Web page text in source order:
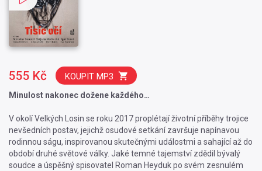
Minulost nakonec dožene každého…
V okolí Velkých Losin se roku 2017 proplétají životní příběhy trojice
nevšedních postav, jejichž osudové setkání završuje napínavou
rodinnou ságu, inspirovanou skutečnými událostmi a sahající až do
období druhé světové války. Jaké temné tajemství zdědil bývalý
soudce a úspěšný spisovatel Roman Heyduk po svém zesnulém
555 Kč KOUPIT MP3